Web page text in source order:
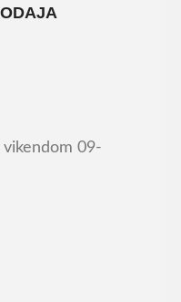
vikendom 09-